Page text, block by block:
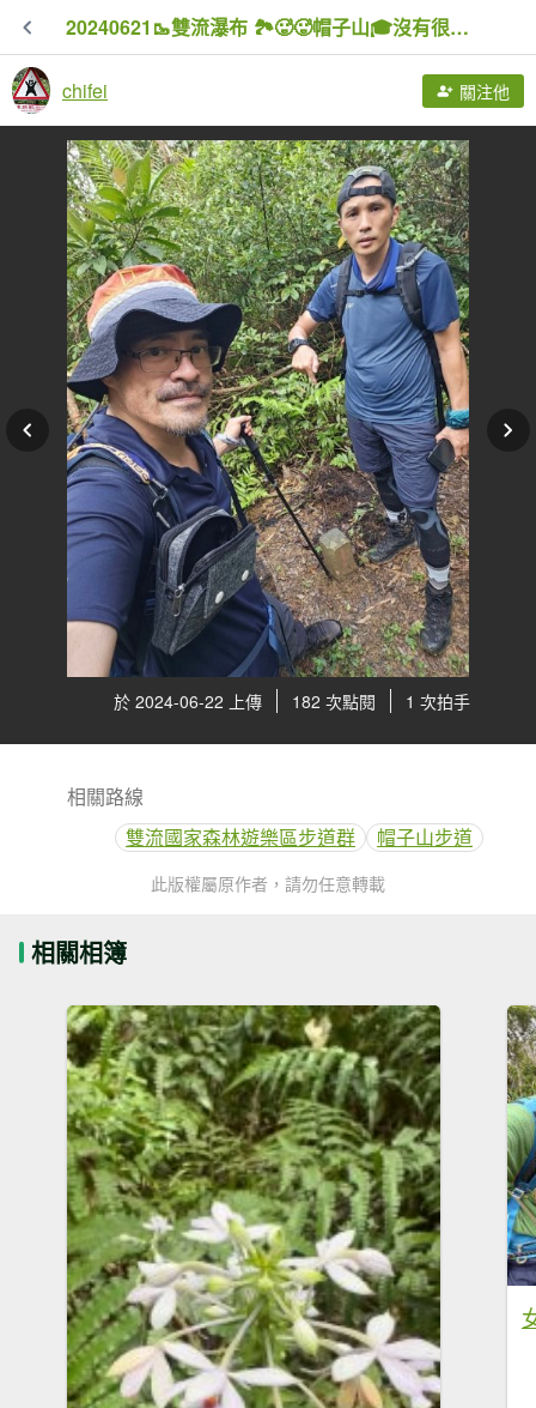
20240621🥾雙流瀑布 🏞️🥵🥵帽子山🎓沒有很輕鬆喔🤣
chifei 關注他
於 2024-06-22 上傳 182 次點閱 1 次拍手
相關路線
雙流國家森林遊樂區步道群
帽子山步道
此版權屬原作者，請勿任意轉載
相關相簿